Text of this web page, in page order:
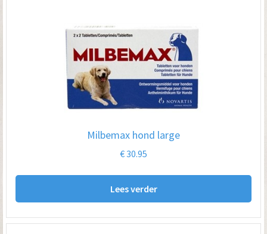
Milbemax hond large
€30.95
Lees verder